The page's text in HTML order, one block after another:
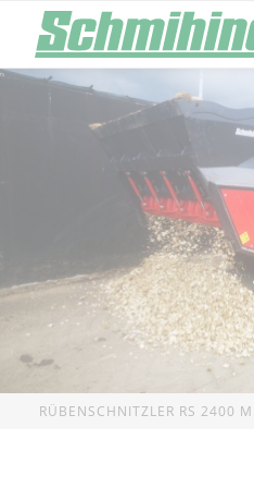
Lade-
Ballengreifer
Bale Gripper
High Tip Bucket
Big Bag Füller
Premium
RÜBENSCHNITZLER RS 2400